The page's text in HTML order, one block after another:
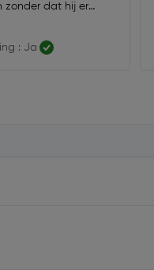
zonder dat hij er
: Ja